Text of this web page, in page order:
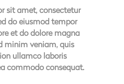
sit amet, consectetur
do eiusmod tempor
et do dolore magna
minim veniam, quis
ullamco laboris
commodo consequat.